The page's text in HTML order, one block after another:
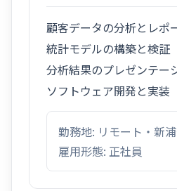
顧客データの分析とレポ
統計モデルの構築と検証
分析結果のプレゼンテー
ソフトウェア開発と実装
勤務地: リモート・新
雇用形態: 正社員